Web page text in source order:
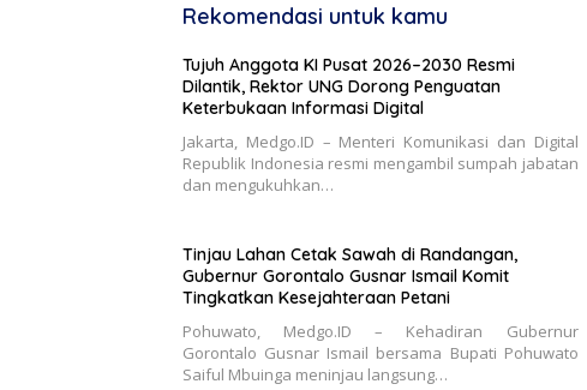
Rekomendasi untuk kamu
Tujuh Anggota KI Pusat 2026–2030 Resmi
Dilantik, Rektor UNG Dorong Penguatan
Keterbukaan Informasi Digital
Jakarta, Medgo.ID – Menteri Komunikasi dan Digital
Republik Indonesia resmi mengambil sumpah jabatan
dan mengukuhkan…
Tinjau Lahan Cetak Sawah di Randangan,
Gubernur Gorontalo Gusnar Ismail Komit
Tingkatkan Kesejahteraan Petani
Pohuwato, Medgo.ID – Kehadiran Gubernur
Gorontalo Gusnar Ismail bersama Bupati Pohuwato
Saiful Mbuinga meninjau langsung…